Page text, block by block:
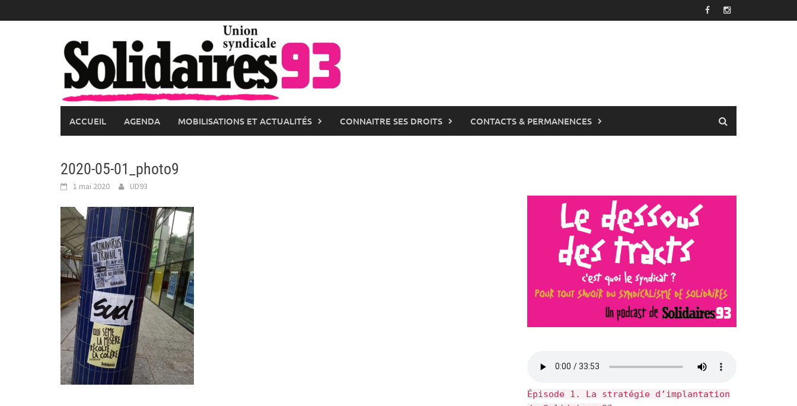
to
ACCUEIL AGENDA MOBILISATIONS ET ACTUALITÉS CONNAITRE SES DROITS CONTACTS & PERMANENCES
2020-05-01_photo9
1 mai 2020 UD93
Épisode 1. La stratégie d’implantation